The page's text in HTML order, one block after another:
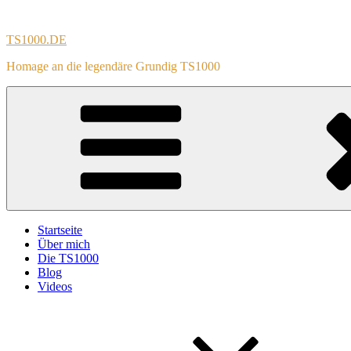
springen
TS1000.DE
Homage an die legendäre Grundig TS1000
Startseite
Über mich
Die TS1000
Blog
Videos